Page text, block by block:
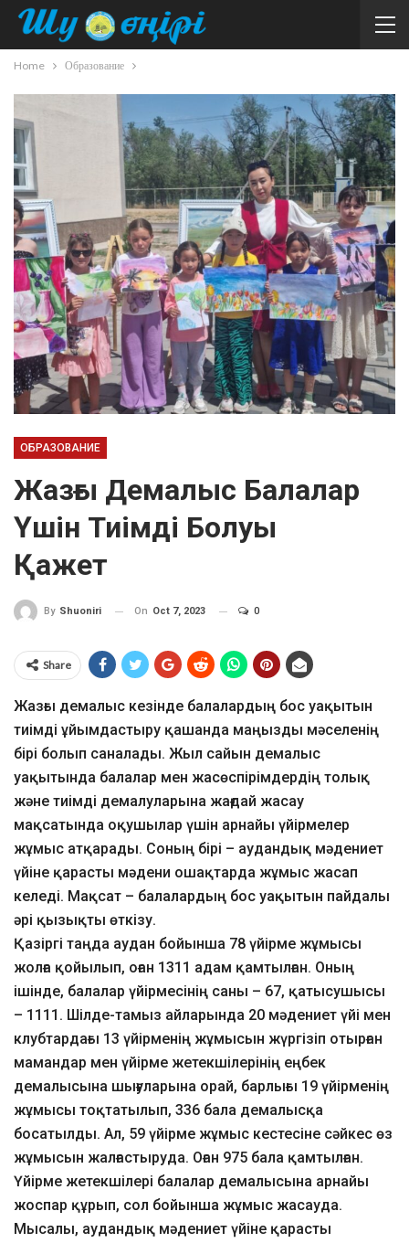
Home Образование
ОБРАЗОВАНИЕ
Жазғы Демалыс Балалар
Үшін Тиімді Болуы
Қажет
By Shuoniri On Oct 7, 2023 0
Share
Жазғы демалыс кезінде балалардың бос уақытын
тиімді ұйымдастыру қашанда маңызды мəселенің
бірі болып саналады. Жыл сайын демалыс
уақытында балалар мен жасөспірімдердің толық
және тиімді демалуларына жағдай жасау
мақсатында оқушылар үшін арнайы үйірмелер
жұмыс атқарады. Соның бірі – аудандық мәдениет
үйіне қарасты мәдени ошақтарда жұмыс жасап
келеді. Мақсат – балалардың бос уақытын пайдалы
әрі қызықты өткізу.
Қазіргі таңда аудан бойынша 78 үйірме жұмысы
жолға қойылып, оған 1311 адам қамтылған. Оның
ішінде, балалар үйірмесінің саны – 67, қатысушысы
– 1111. Шілде-тамыз айларында 20 мәдениет үйі мен
клубтардағы 13 үйірменің жұмысын жүргізіп отырған
мамандар мен үйірме жетекшілерінің еңбек
демалысына шығуларына орай, барлығы 19 үйірменің
жұмысы тоқтатылып, 336 бала демалысқа
босатылды. Ал, 59 үйірме жұмыс кестесіне сәйкес өз
жұмысын жалғастыруда. Оған 975 бала қамтылған.
Үйірме жетекшілері балалар демалысына арнайы
жоспар құрып, сол бойынша жұмыс жасауда.
Мысалы, аудандық мәдениет үйіне қарасты